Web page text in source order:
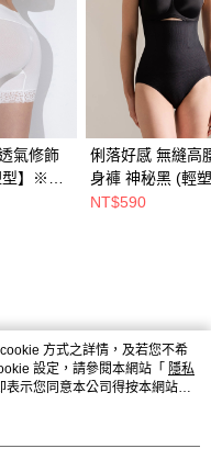
氣修飾
】※貼
俐落好感 無縫高
身褲 神秘黑 (輕塑
貼身衣物恕不退
NT$590
方式之詳情，及若您不希
設定，請參閱本網站「 隱私
表示您同意本公司得按本網站使